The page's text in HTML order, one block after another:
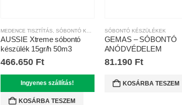
MEDENCE TISZTÍTÁS SÓBONTÓ KÉSZÜLÉKEK
AUSSIE Xtreme sóbontó
készülék 15gr/h 50m3
466.650 Ft
Ingyenes szállítás!
KOSÁRBA TESZEM
SÓBONTÓ KÉSZÜLÉKEK
GEMAS – SÓBONTÓ
ANÓDVÉDELEM
81.190 Ft
KOSÁRBA TESZEM